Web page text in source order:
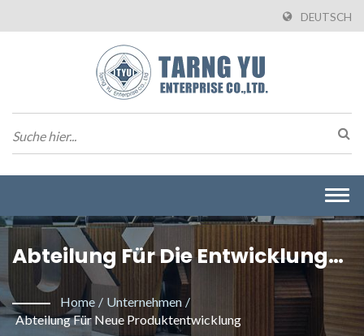
DEUTSCH
Abteilung Für Die Entwicklung
Neuer Produkte | Hersteller Von
Wire-To-Board-
Home / Unternehmen /
Abteilung Für Neue Produktentwicklung